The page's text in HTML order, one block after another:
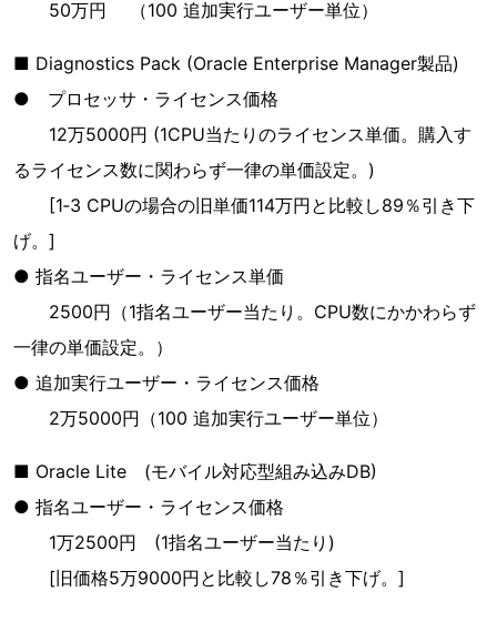
50万円 （100 追加実行ユーザー単位）
■ Diagnostics Pack (Oracle Enterprise Manager製品)
● プロセッサ・ライセンス価格
12万5000円 (1CPU当たりのライセンス単価。購入す
るライセンス数に関わらず一律の単価設定。)
[1‐3 CPUの場合の旧単価114万円と比較し89％引き下
げ。]
● 指名ユーザー・ライセンス単価
2500円（1指名ユーザー当たり。CPU数にかかわらず
一律の単価設定。）
● 追加実行ユーザー・ライセンス価格
2万5000円（100 追加実行ユーザー単位）
■ Oracle Lite (モバイル対応型組み込みDB)
● 指名ユーザー・ライセンス価格
1万2500円 (1指名ユーザー当たり)
[旧価格5万9000円と比較し78％引き下げ。]